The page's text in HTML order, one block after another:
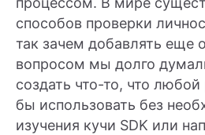
способов проверки
так зачем добавлять еще
вопросом мы долго
создать что-то, что
бы использовать без
изучения кучи SDK или